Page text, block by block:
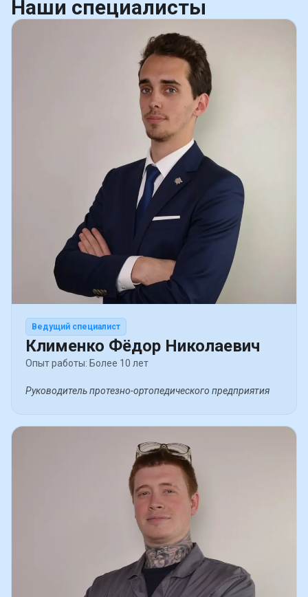
Наши специалисты
Ведущий специалист
Клименко Фёдор Николаевич
Опыт работы: Более 10 лет
Руководитель протезно-ортопедического предприятия